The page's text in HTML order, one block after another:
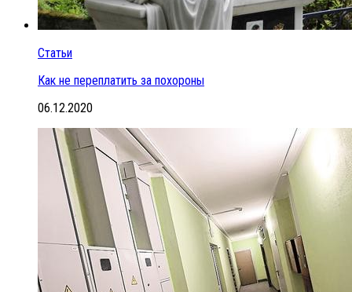
Статьи
Как не переплатить за похороны
06.12.2020